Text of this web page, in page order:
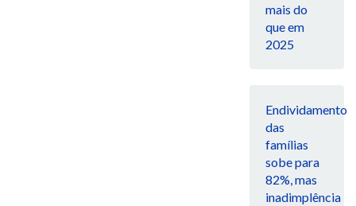
mais do
que em
2025
Endividamento
das
famílias
sobe para
82%, mas
inadimplência